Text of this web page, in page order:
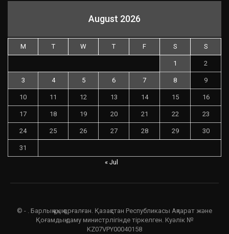
August 2026
M T W T F S S
1 2
3 4 5 6 7 8 9
10 11 12 13 14 15 16
17 18 19 20 21 22 23
24 25 26 27 28 29 30
31
« Jul
© - . Барлық құқық қорғалған. Қазақстан Республикасы Ақпарат және
Қоғамдық даму министрлігінде тіркелген. Куәлік №
KZ07VPY00040158